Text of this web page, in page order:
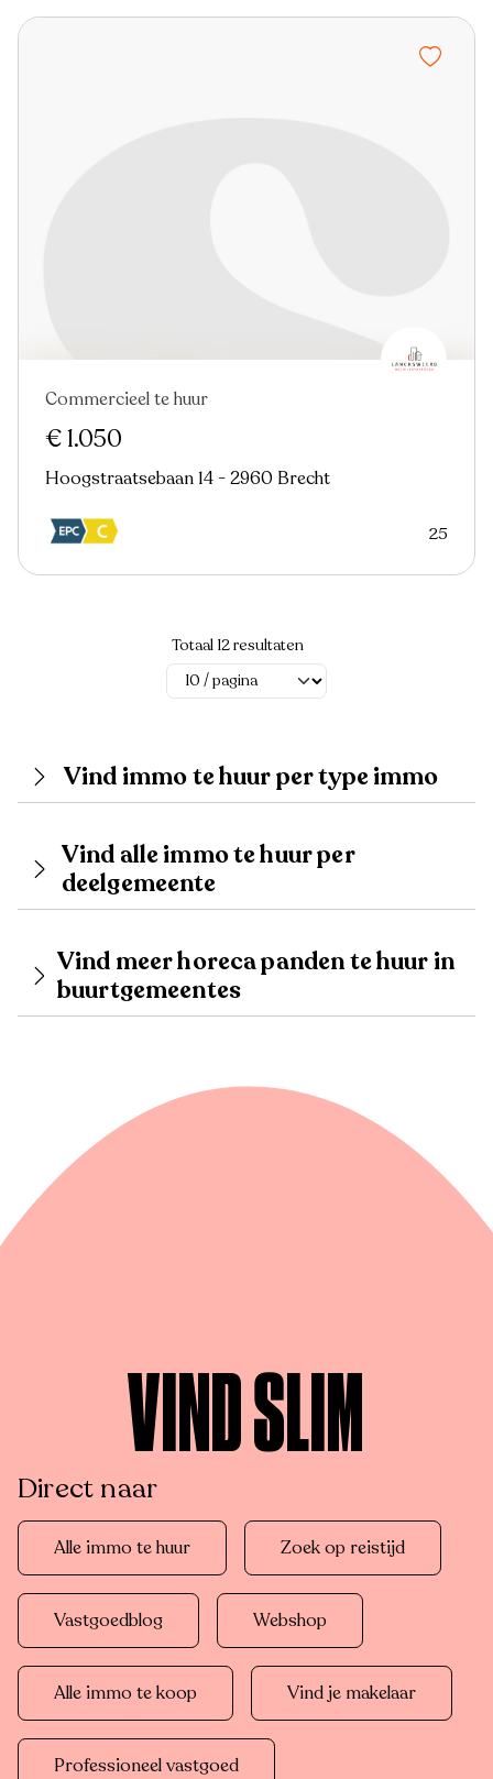
Commercieel te huur
€ 1.050
Hoogstraatsebaan 14 - 2960 Brecht
25
Totaal 12 resultaten
Vind immo te huur per type immo
Vind alle immo te huur per
deelgemeente
Vind meer horeca panden te huur in
buurtgemeentes
VIND SLIM
Direct naar
Alle immo te huur Zoek op reistijd
Vastgoedblog Webshop
Alle immo te koop Vind je makelaar
Professioneel vastgoed